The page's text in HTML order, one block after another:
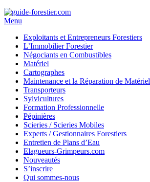
Menu
Exploitants et Entrepreneurs Forestiers
L’Immobilier Forestier
Négociants en Combustibles
Matériel
Cartographes
Maintenance et la Réparation de Matériel
Transporteurs
Sylvicultures
Formation Professionnelle
Pépinières
Scieries / Scieries Mobiles
Experts / Gestionnaires Forestiers
Entretien de Plans d’Eau
Elagueurs-Grimpeurs.com
Nouveautés
S’inscrire
Qui sommes-nous